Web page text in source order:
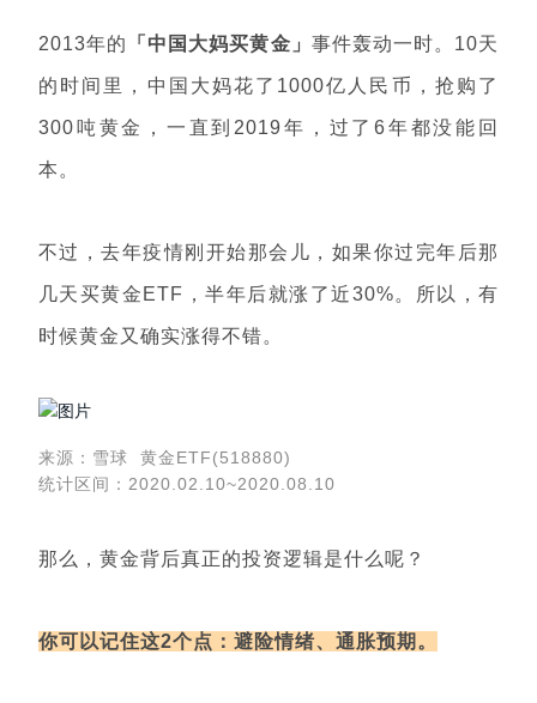
2013年的 「中国大妈买黄金」 事件轰动一时。10天
的时间里，中国大妈花了1000亿人民币，抢购了
300吨黄金，一直到2019年，过了6年都没能回
本。
不过，去年疫情刚开始那会儿，如果你过完年后那
几天买黄金ETF，半年后就涨了近30%。所以，有
时候黄金又确实涨得不错。
来源：雪球 黄金ETF(518880)
统计区间：2020.02.10~2020.08.10
那么，黄金背后真正的投资逻辑是什么呢？
你可以记住这2个点：避险情绪、通胀预期。